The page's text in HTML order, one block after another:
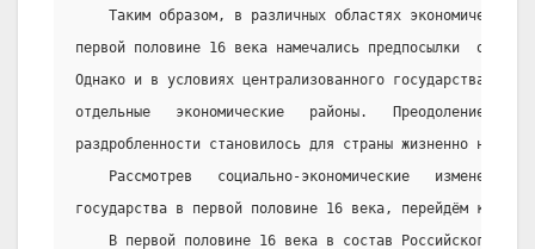
Таким образом, в различных областях экономической
первой половине 16 века намечались предпосылки
Однако и в условиях централизованного государства
отдельные   экономические   районы.   Преодоление
раздробленности становилось для страны жизненно
Рассмотрев   социально-экономические   изменения
государства в первой половине 16 века, перейдём к
В первой половине 16 века в состав Российского